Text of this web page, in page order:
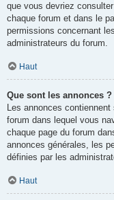
que vous devriez
chaque forum et dans le
permissions concernant
administrateurs du forum.
Haut
Que sont les annonces ?
Les annonces
forum dans lequel vous
chaque page du forum
annonces générales, les
définies par les
Haut